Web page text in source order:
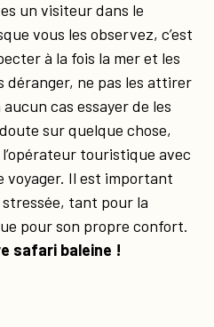
un visiteur dans le
vous les observez, c’est
à la fois la mer et les
déranger, ne pas les attirer
cas essayer de les
sur quelque chose,
touristique avec
voyager. Il est important
tant pour la
pour son propre confort.
safari baleine !